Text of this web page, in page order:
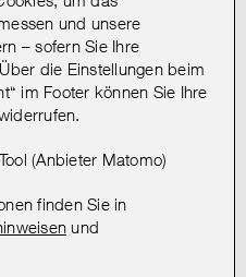
und unsere
– sofern Sie Ihre
die Einstellungen beim
im Footer können Sie Ihre
(Anbieter Matomo)
finden Sie in
und